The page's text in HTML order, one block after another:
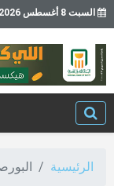
السبت 8 أغسطس 2026 - 10:11
الرئيسية